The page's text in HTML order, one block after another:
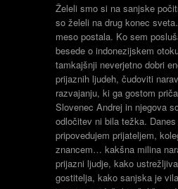
Želeli smo si na sanjske
so želeli na drug konec
meso postala. Ko sem
besede o indonezijskem
tamkajšnji neverjetno dobri
prijaznih ljudeh, čudoviti
razvajanju, ki ga gostom
Slovenec Andrej in njegova
odločitev ni bila težka. Danes
pripovedujem prijateljem,
znancem… kakšna milina
prijazni ljudje, kako
gostitelja, kako sanjska je